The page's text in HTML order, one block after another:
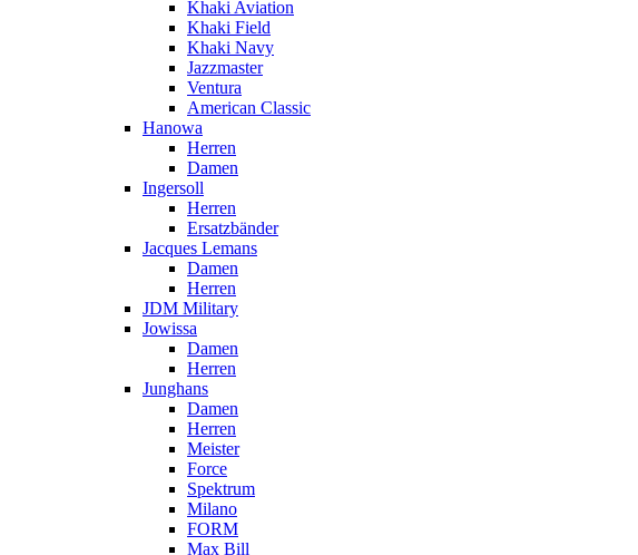
Khaki Aviation
Khaki Field
Khaki Navy
Jazzmaster
Ventura
American Classic
Hanowa
Herren
Damen
Ingersoll
Herren
Ersatzbänder
Jacques Lemans
Damen
Herren
JDM Military
Jowissa
Damen
Herren
Junghans
Damen
Herren
Meister
Force
Spektrum
Milano
FORM
Max Bill